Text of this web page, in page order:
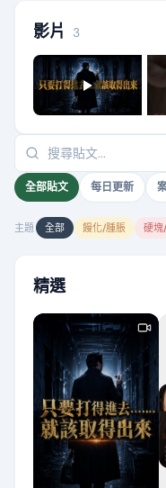
影片 3
全部貼文 每日更新
主題 全部 饅化/腫脹 硬塊
精選